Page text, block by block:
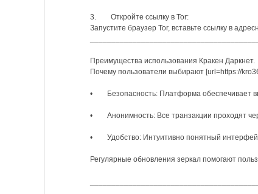
3. Откройте ссылку в Tor:
Запустите браузер Tor, вставьте ссылку в
Преимущества использования Кракен Даркнет.
Почему пользователи выбирают [url=https://
• Безопасность: Платформа обеспечивает
• Анонимность: Все транзакции проходят
• Удобство: Интуитивно понятный
Регулярные обновления зеркал помогают